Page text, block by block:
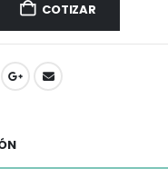
COTIZAR